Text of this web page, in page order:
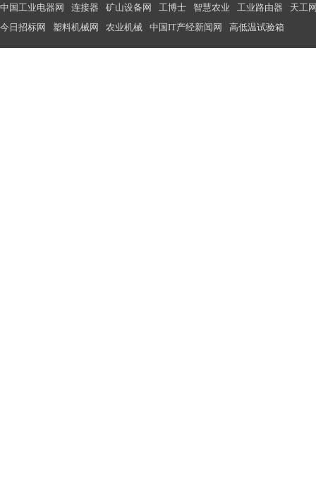
中国工业电器网
连接器 矿山设备网 工博士 智慧农业 工业路由器
天工
今日招标网
塑料机械网 农业机械 中国IT产经新闻网 高低温试验箱